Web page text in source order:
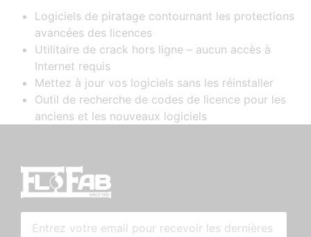
Logiciels de piratage contournant les protections
avancées des licences
Utilitaire de crack hors ligne – aucun accès à
Internet requis
Mettez à jour vos logiciels sans les réinstaller
Outil de recherche de codes de licence pour les
anciens et les nouveaux logiciels